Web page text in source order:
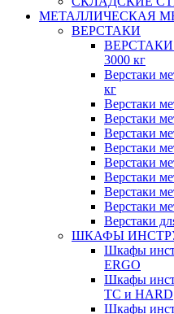
МЕТАЛЛИЧЕСКАЯ
ВЕРСТАКИ
ВЕРСТАКИ
3000 кг
Верстаки
кг
Верстаки
Верстаки
Верстаки
Верстаки
Верстаки
Верстаки
Верстаки
Верстаки
Верстаки
ШКАФЫ
Шкафы
ERGO
Шкафы
ТС и HARD
Шкафы